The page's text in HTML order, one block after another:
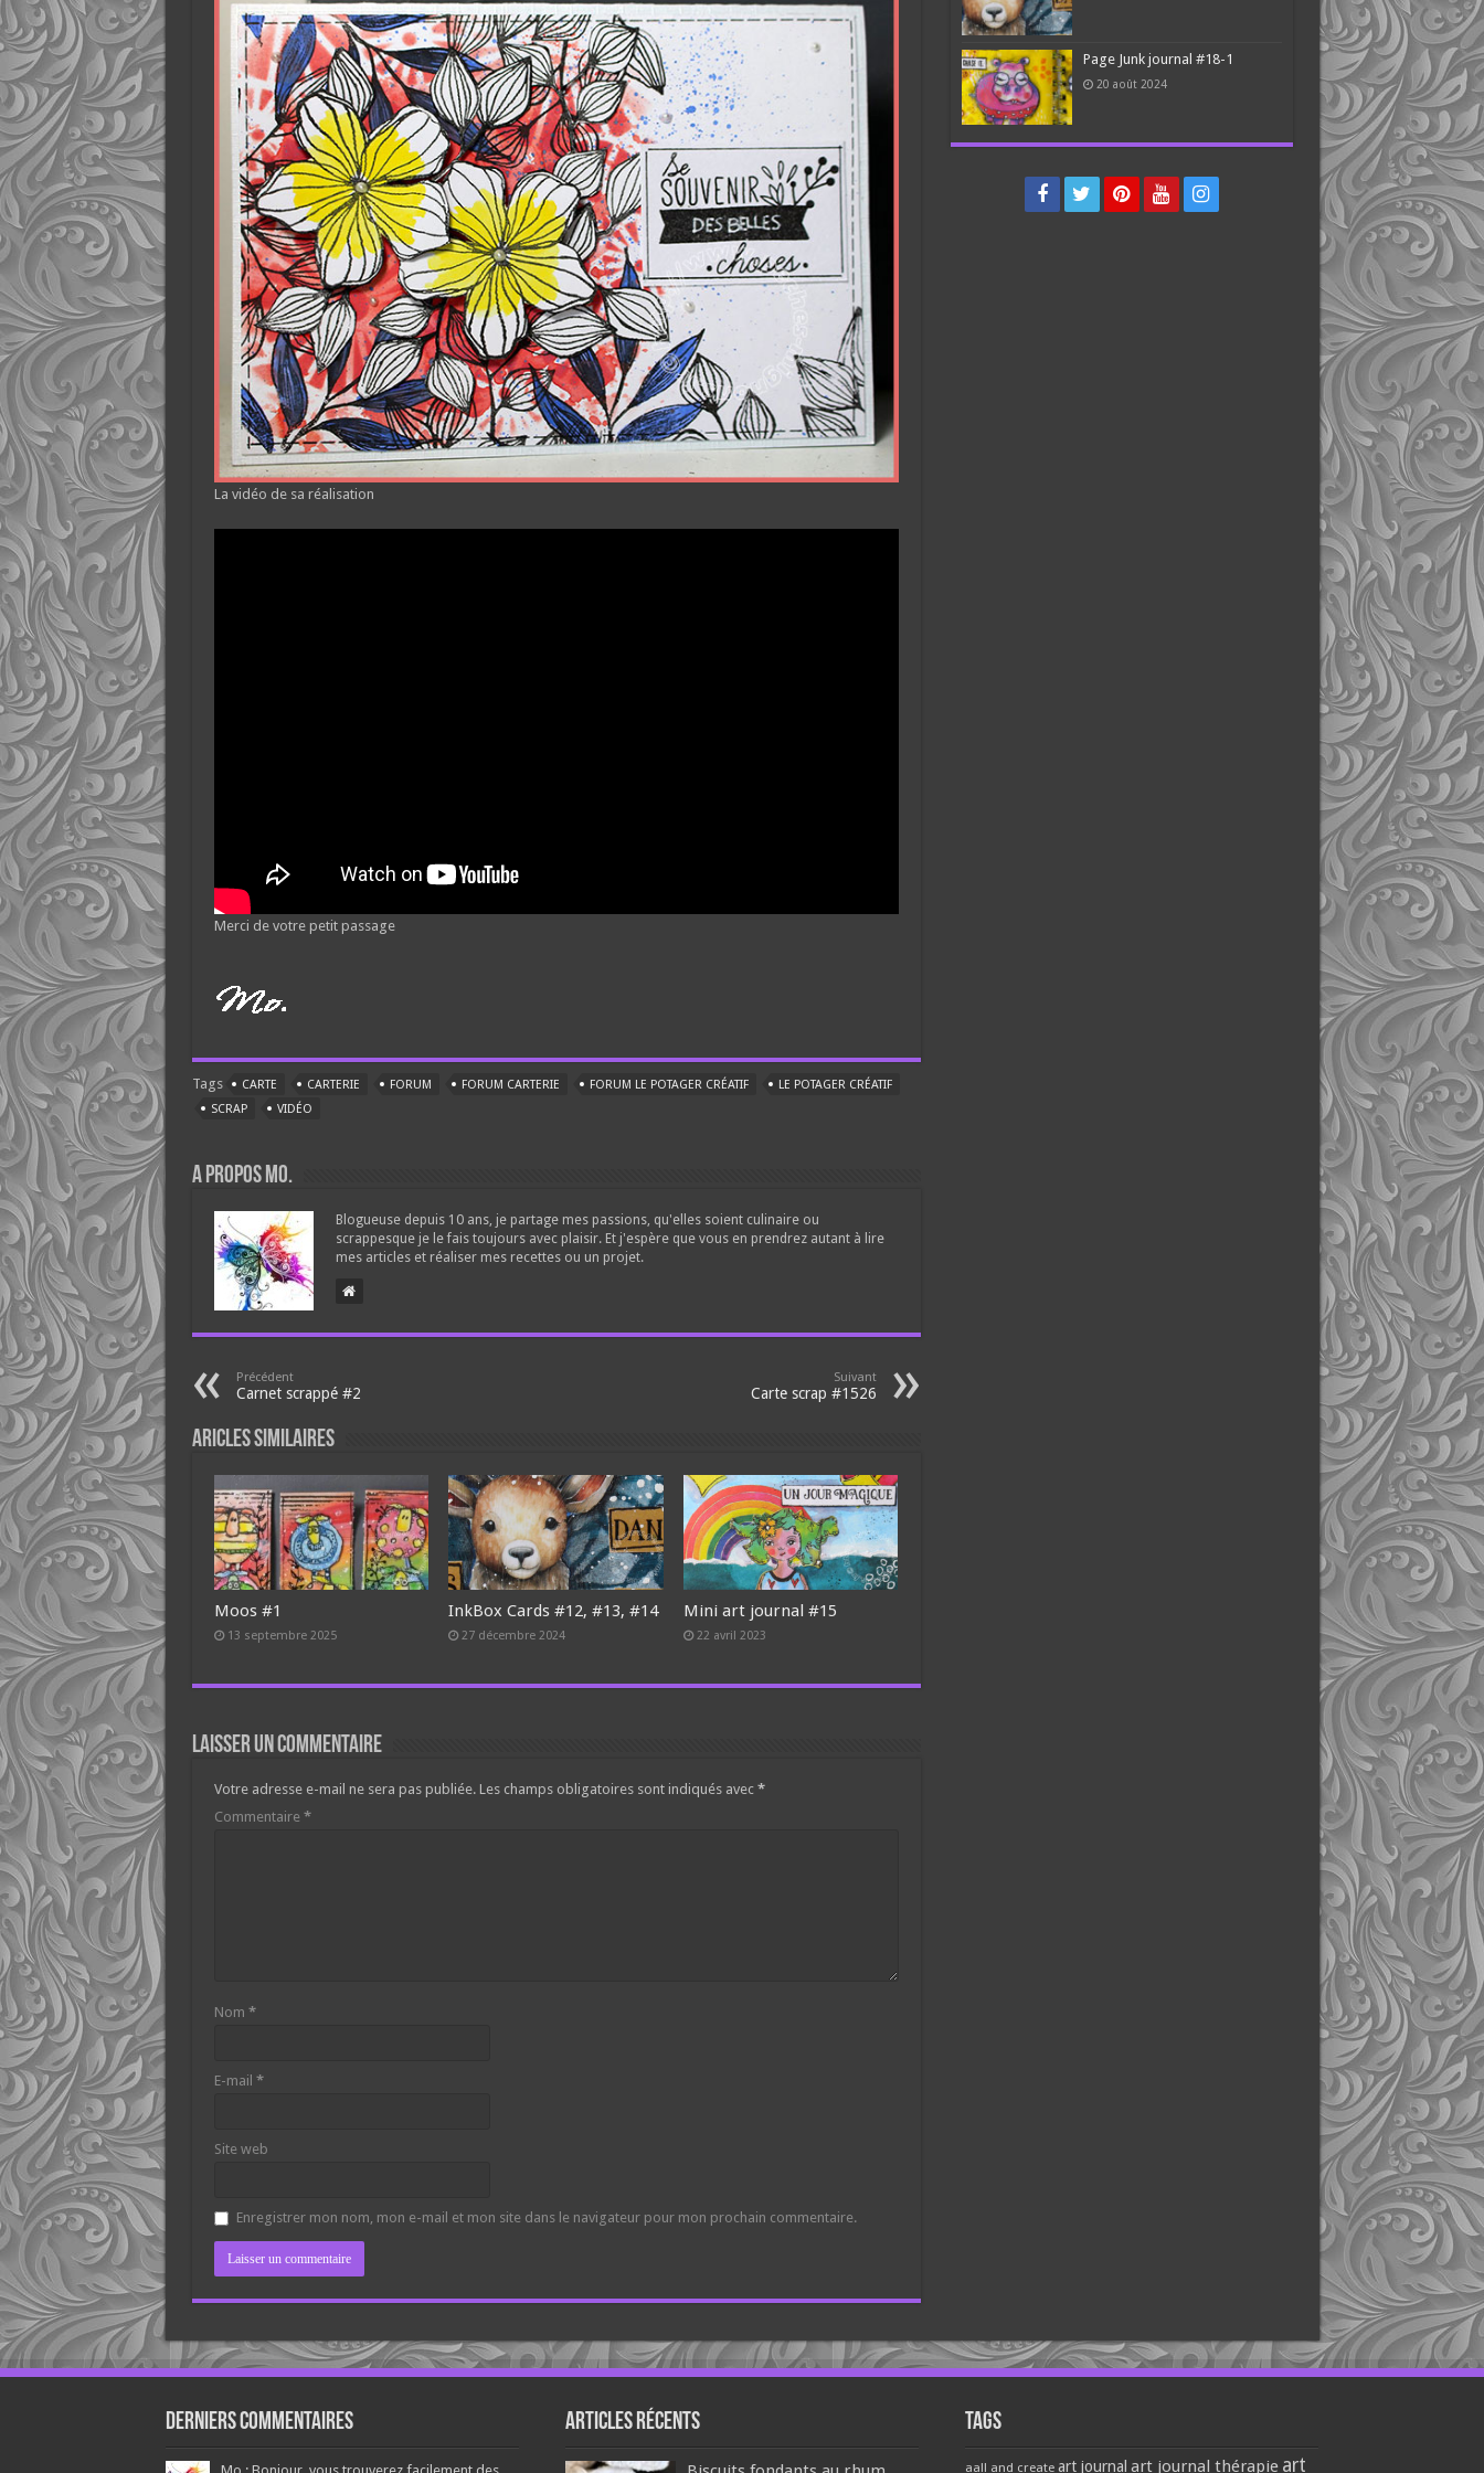
La vidéo de sa réalisation
Merci de votre petit passage
Tags CARTE CARTERIE FORUM FORUM CARTERIE FORUM LE POTAGER CRÉATIF
LE POTAGER CRÉATIF
SCRAP
VIDÉO
A propos Mo.
Blogueuse depuis 10 ans, je partage mes passions, qu'elles soient culinaire ou
scrappesque je le fais toujours avec plaisir. Et j'espère que vous en prendrez autant à lire
mes articles et réaliser mes recettes ou un projet.
Précédent
Carnet scrappé #2
Suivant
Carte scrap #1526
Aricles similaires
Moos #1
13 septembre 2025
InkBox Cards #12, #13, #14
27 décembre 2024
Mini art journal #15
22 avril 2023
Laisser un commentaire
Votre adresse e-mail ne sera pas publiée. Les champs obligatoires sont indiqués avec *
Commentaire *
Nom *
E-mail *
Site web
Enregistrer mon nom, mon e-mail et mon site dans le navigateur pour mon prochain commentaire.
Page Junk journal #18-1
20 août 2024
Derniers Commentaires Articles récents Tags
aall and create art journal art journal thérapie art